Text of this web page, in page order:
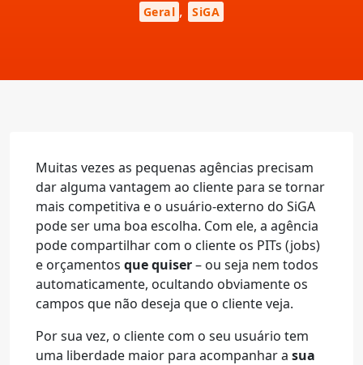
Geral , SiGA
Muitas vezes as pequenas agências precisam
dar alguma vantagem ao cliente para se tornar
mais competitiva e o usuário-externo do SiGA
pode ser uma boa escolha. Com ele, a agência
pode compartilhar com o cliente os PITs (jobs)
e orçamentos que quiser– ou seja nem todos
automaticamente, ocultando obviamente os
campos que não deseja que o cliente veja.
Por sua vez, o cliente com o seu usuário tem
uma liberdade maior para acompanhar a sua